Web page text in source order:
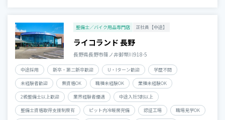
整備士／バイク用品専門店 正社員【中途】
ライコランド 長野
長野県長野市篠ノ井御幣川918-5
中途採用 新卒・第二新卒歓迎 U・Iターン歓迎 学歴不問
未経験者歓迎 無資格OK 職種未経験OK 業種未経験OK
2級整備士以上歓迎 業界経験者優遇 中途入社5割以上
整備士資格取得支援制度有 ピット内冷暖房完備 認証工場 職場見学OK